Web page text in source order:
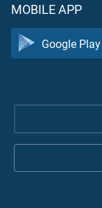
MOBILE APP
Google Play